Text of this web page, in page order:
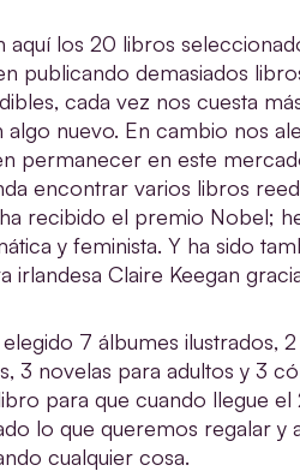
aquí los 20 libros
publicando demasiados
cada vez nos cuesta
algo nuevo. En cambio nos
permanecer en este
encontrar varios libros
recibido el premio Nobel;
y feminista. Y ha sido
irlandesa Claire Keegan
7 álbumes ilustrados,
3 novelas para adultos y 3
para que cuando llegue
lo que queremos regalar y
cualquier cosa.